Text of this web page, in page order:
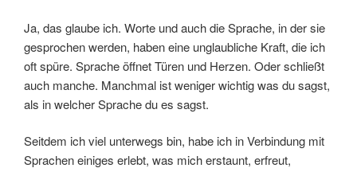
Ja, das glaube ich. Worte und auch die Sprache, in der sie
gesprochen werden, haben eine unglaubliche Kraft, die ich
oft spüre. Sprache öffnet Türen und Herzen. Oder schließt
auch manche. Manchmal ist weniger wichtig was du sagst,
als in welcher Sprache du es sagst.
Seitdem ich viel unterwegs bin, habe ich in Verbindung mit
Sprachen einiges erlebt, was mich erstaunt, erfreut,